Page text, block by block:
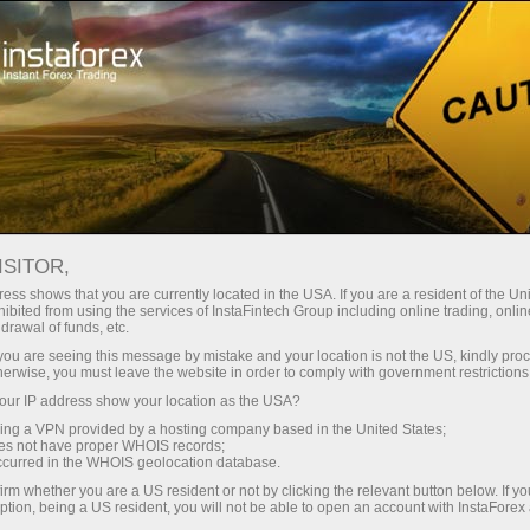
CÁC NHÃN HIỆU CỦA INSTAFOREX
InstaForex là một thương hiệu nổi tiếng trên thị
trường dịch vụ Forex; do đó, chúng tôi có quyền tự
hào về những thành tựu mà công ty đã đạt được và
bảo vệ về mặt pháp lý những quyền hạn của chúng
tôi. Cùng với việc mở rộng mạng lưới các sản phẩm
shows that you are currently located in the USA. If you are a resident of the
from using the services of InstaFintech Group including online trading,
of funds, etc.
are seeing this message by mistake and your location is not the US, kindly
you must leave the website in order to comply with government
IP address show your location as the USA?
a VPN provided by a hosting company based in the United States;
not have proper WHOIS records;
in the WHOIS geolocation database.
whether you are a US resident or not by clicking the relevant button below. If
being a US resident, you will not be able to open an account with InstaForex